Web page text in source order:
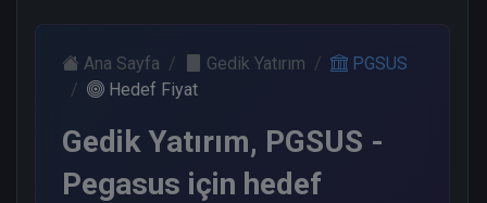
Ana Sayfa Gedik Yatırım
PGSUS
Hedef Fiyat
Gedik Yatırım, PGSUS -
Pegasus için hedef